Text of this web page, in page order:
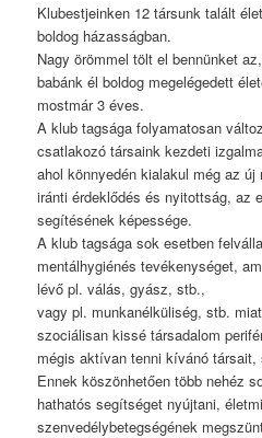
Klubestjeinken 12 társunk talált
boldog házasságban.
Nagy örömmel tölt el bennünket
babánk él boldog megelégedett
mostmár 3 éves.
A klub tagsága folyamatosan
csatlakozó társaink kezdeti
ahol könnyedén kialakul még az
iránti érdeklődés és nyitottság, az
segítésének képessége.
A klub tagsága sok esetben
mentálhygiénés tevékenységet,
lévő pl. válás, gyász, stb.,
vagy pl. munkanélküliség, stb.
szociálisan kissé társadalom
mégis aktívan tenni kívánó
Ennek köszönhetően több nehéz
hathatós segítséget nyújtani,
szenvedélybetegségének